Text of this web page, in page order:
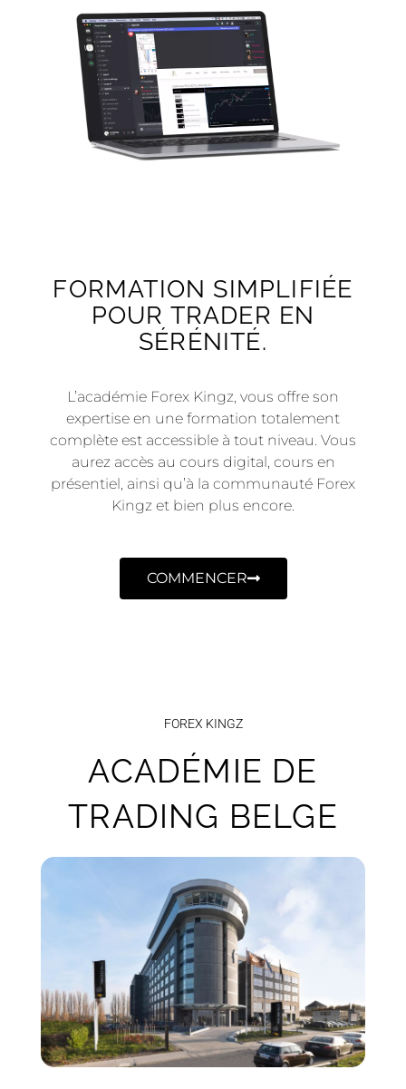
FORMATION SIMPLIFIÉE
POUR TRADER EN
SÉRÉNITÉ.
L’académie Forex Kingz, vous offre son
expertise en une formation totalement
complète est accessible à tout niveau. Vous
aurez accès au cours digital, cours en
présentiel, ainsi qu’à la communauté Forex
Kingz et bien plus encore.
COMMENCER
FOREX KINGZ
ACADÉMIE DE
TRADING BELGE